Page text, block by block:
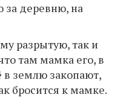
за деревню, на
разрытую, так и
там мамка его, в
в землю закопают,
бросится к мамке.